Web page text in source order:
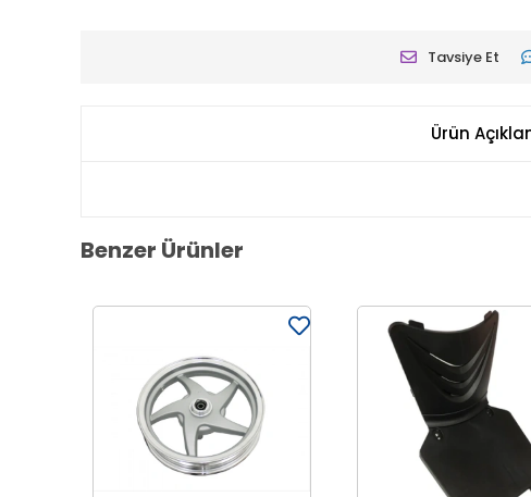
Tavsiye Et
Ürün
Benzer Ürünler